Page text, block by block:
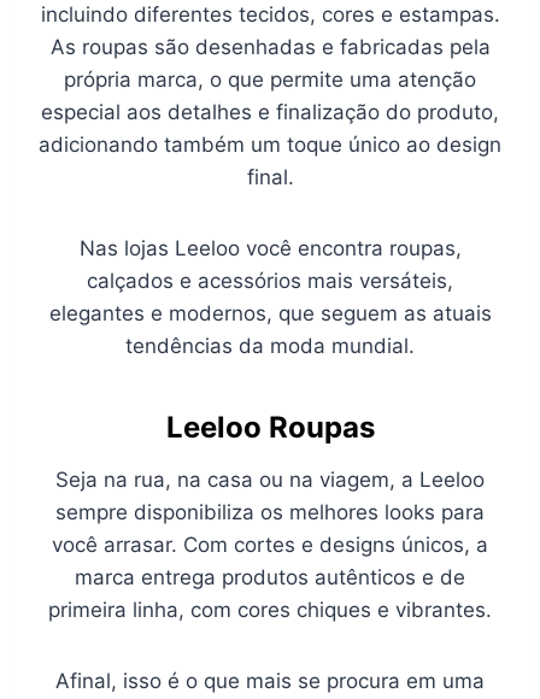
incluindo diferentes tecidos, cores e estampas.
As roupas são desenhadas e fabricadas pela
própria marca, o que permite uma atenção
especial aos detalhes e finalização do produto,
adicionando também um toque único ao design
final.
Nas lojas Leeloo você encontra roupas,
calçados e acessórios mais versáteis,
elegantes e modernos, que seguem as atuais
tendências da moda mundial.
Leeloo Roupas
Seja na rua, na casa ou na viagem, a Leeloo
sempre disponibiliza os melhores looks para
você arrasar. Com cortes e designs únicos, a
marca entrega produtos autênticos e de
primeira linha, com cores chiques e vibrantes.
Afinal, isso é o que mais se procura em uma